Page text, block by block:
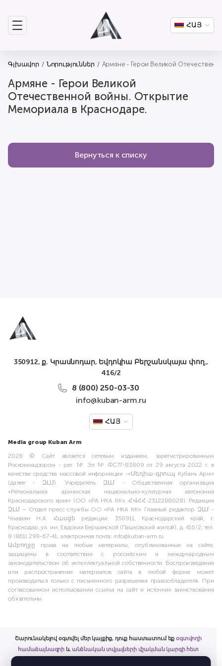
ՀԱՅ
Գլխավոր Նորություններ Армяне - Герои Великой
Армяне - Герои Великой
Отечественной войны. Открытие
Мемориала в Краснодаре.
Вернуться к списку
350912, ք. Կրասնոդար, Եվդոկիա Բերշանսկայա փող.,
416/2
8 (800) 250-03-30
info@kuban-arm.ru
ՀԱՅ
Media group Kuban Arm
2026 © Сайт является сетевым изданием, зарегистрированным
Роскомнадзором - рег. № Эл № ФС77-83809 от 29 августа 2022 г. в
качестве средства массовой информации -«Մեդիա-գրուպ Кубань Арм»
(далее - ԶԼՄ). Учредитель ԶԼՄ - Общественная организация
«Региональная армянская национально-культурная автономия
Краснодарского края» (ОО «РА НКА КК», ՀՎՀՀ 2312288028). Редакция
ԶԼՄ – Отдел пресс службы ОО «РА НКА КК». Главный редактор ԶԼՄ -
Чнаваян Н.А. Հասցե редакции: 350911, Краснодарский край, г.
Краснодар, ул. им. Евдокии Бершанской (Пашковский жилой), д. 416/2, тел.
8 (861) 299-67-41, электронная почта: info@kuban-arm.ru.
Ամբողջը права на любые материалы, опубликованные на сайте,
защищены в соответствии с российским и международным
законодательством об интеллектуальной собственности. Воспроизведение
или распространение материалов сайта в любой форме может
производиться только с письменного разрешения правообладателя. При
согласованном использовании ссылка на сайт и источник заимствования
обязательны.
Շարունակելով օգտվել մեր կայքից, դուք հաստատում եքօգտվողի
համաձայնագրի և անձնական տվյալների մշակման կարգի հետ